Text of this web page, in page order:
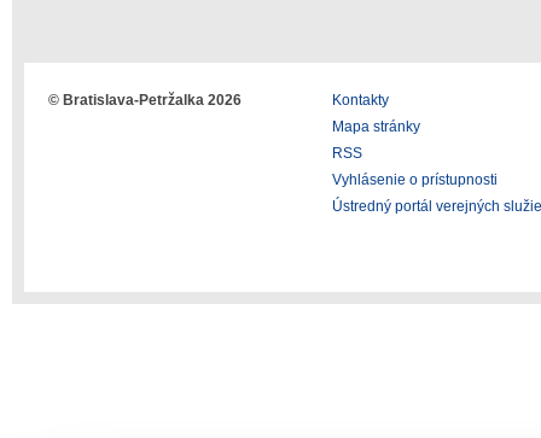
© Bratislava-Petržalka 2026
Kontakty
Mapa stránky
RSS
Vyhlásenie o prístupnosti
Ústredný portál verejných